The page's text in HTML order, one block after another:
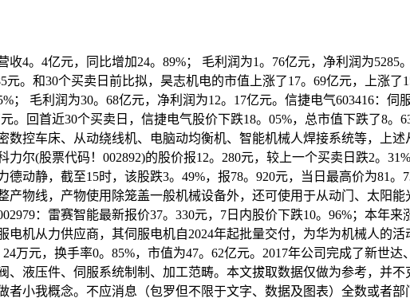
。4亿元，同比增加24。89%； 毛利润为1。76亿元，净利润为5285
。和30个买卖日前比拟，昊志机电的市值上涨了17。69亿元，上涨
； 毛利润为30。68亿元，净利润为12。17亿元。信捷电气603416：
。回首近30个买卖日，信捷电气股价下跌18。05%，总市值下跌了8。
控车床、从动绕线机、电脑动均衡机、智能机械人焊接系统等，上
力尔(股票代码！002892)的股价报12。280元，较上一个买卖日跌2。
德动静，截至15时，该股跌3。49%，报78。920元，当日最高价为81
产物线，产物使用除笼盖一般机械设备外，还可使用于从动门、太阳
：雷赛智能最新报价37。330元，7日内股价下跌10。96%；本年
机从力供应商，其伺服电机自2024年起批量交付，为华为机械人的
万元，换手率0。85%，市值为47。62亿元。2017年公司完成了新世
液压件、伺服系统制制、加工范畴。本文拔取数据仅做为参考，并
小我概念。不应消息（包罗但不限于文字、数据及图表）全数或者